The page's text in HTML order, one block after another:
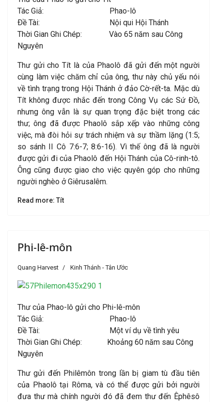
Tác Giả: Phao-lô
Ðề Tài: Nội qui Hội Thánh
Thời Gian Ghi Chép: Vào 65 năm sau Công
Nguyên
Thư gửi cho Tít là của Phaolô đã gửi đến một người
cùng làm việc chăm chỉ của ông, thư này chủ yếu nói
về tình trạng trong Hội Thánh ở đảo Cờ-rết-ta. Mặc dù
Tít không được nhắc đến trong Công Vụ các Sứ Đồ,
nhưng ông vẫn là sự quan trọng đặc biệt trong các
thư; ông đã được Phaolô sắp xếp vào những công
việc, mà đòi hỏi sự trách nhiệm và sự thầm lặng (1:5;
so sánh II Cô 7:6-7; 8:6-16). Vì thế ông đã là người
được gửi đi của Phaolô đến Hội Thánh của Cô-rinh-tô.
Ông cũng được giao cho việc quyên góp cho những
người nghèo ở Giêrusalêm.
Read more: Tít
Phi-lê-môn
Quang Harvest Kinh Thánh - Tân Ước
Thư của Phao-lô gửi cho Phi-lê-môn
Tác Giả: Phao-lô
Ðề Tài: Một ví dụ về tình yêu
Thời Gian Ghi Chép: Khoảng 60 năm sau Công
Nguyên
Thư gửi đến Philêmôn trong lần bị giam tù đầu tiên
của Phaolô tại Rôma, và có thể được gửi bởi người
đưa thư mà chính người đó đã đem thư đến Êphêsô